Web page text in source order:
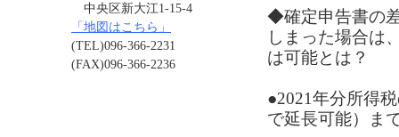
中央区新大江1-15-4
「地図はこちら」
(TEL)096-366-2231
(FAX)096-366-2236
◆確定申告書の
しまった場合は
は可能とは？
●2021年分所得
で延長可能）ま